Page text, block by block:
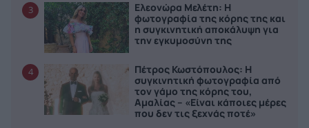
3
Ελεονώρα Μελέτη: Η
φωτογραφία της κόρης της και
η συγκινητική αποκάλυψη για
την εγκυμοσύνη της
4
Πέτρος Κωστόπουλος: Η
συγκινητική φωτογραφία από
τον γάμο της κόρης του,
Αμαλίας – «Είναι κάποιες μέρες
που δεν τις ξεχνάς ποτέ»